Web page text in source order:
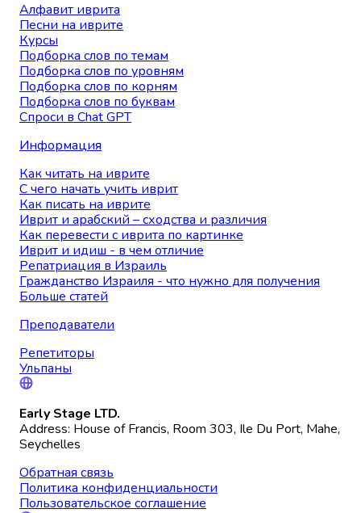
Алфавит иврита
Песни на иврите
Курсы
Подборка слов по темам
Подборка слов по уровням
Подборка слов по корням
Подборка слов по буквам
Спроси в Chat GPT
Информация
Как читать на иврите
С чего начать учить иврит
Как писать на иврите
Иврит и арабский – сходства и различия
Как перевести с иврита по картинке
Иврит и идиш - в чем отличие
Репатриация в Израиль
Гражданство Израиля - что нужно для получения
Больше статей
Преподаватели
Репетиторы
Ульпаны
Early Stage LTD.
Address: House of Francis, Room 303, Ile Du Port, Mahe,
Seychelles
Обратная связь
Политика конфиденциальности
Пользовательское соглашение